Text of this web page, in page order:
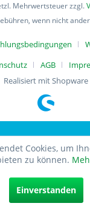
Mehrwertsteuer zzgl.
wenn nicht
AGB
Realisiert mit Shopware
Cookies, um
zu können.
Einverstanden